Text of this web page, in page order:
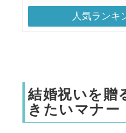
人気ランキ
結婚祝いを贈
きたいマナー